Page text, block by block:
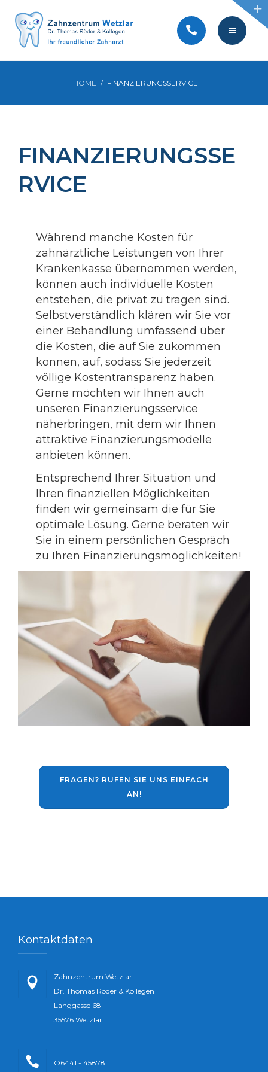
BEHANDLUNGEN
SERVICE
PRAXIS
SERVICE
KONTAKT
VIDEOS
HOME FINANZIERUNGSSERVICE
FINANZIERUNGSSE
RVICE
Während manche Kosten für
zahnärztliche Leistungen von Ihrer
Krankenkasse übernommen werden,
können auch individuelle Kosten
entstehen, die privat zu tragen sind.
Selbstverständlich klären wir Sie vor
einer Behandlung umfassend über
die Kosten, die auf Sie zukommen
können, auf, sodass Sie jederzeit
völlige Kostentransparenz haben.
Gerne möchten wir Ihnen auch
unseren Finanzierungsservice
näherbringen, mit dem wir Ihnen
attraktive Finanzierungsmodelle
anbieten können.
Entsprechend Ihrer Situation und
Ihren finanziellen Möglichkeiten
finden wir gemeinsam die für Sie
optimale Lösung. Gerne beraten wir
Sie in einem persönlichen Gespräch
zu Ihren Finanzierungsmöglichkeiten!
FRAGEN? RUFEN SIE UNS EINFACH
AN!
Kontaktdaten
Zahnzentrum Wetzlar
Dr. Thomas Röder & Kollegen
Langgasse 68
35576 Wetzlar
O6441 - 45878